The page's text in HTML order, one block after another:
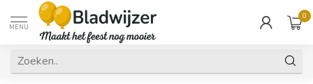
MENU
0